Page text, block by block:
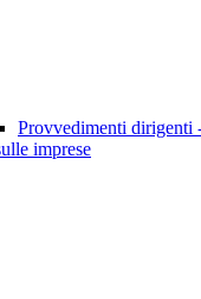
Provvedimenti dirigenti
imprese